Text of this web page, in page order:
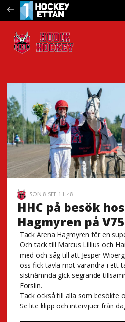
SÖN 8 SEP 11:48
HHC på besök
Hagmyren på V75
Tack Arena Hagmyren för en
Och tack till Marcus Lillius och
med och såg till att Jesper
oss fick tävla mot varandra i ett
sistnämnda gick segrande
Forslin.
Tack också till alla som besökte
Se lite klipp och intervjuer från